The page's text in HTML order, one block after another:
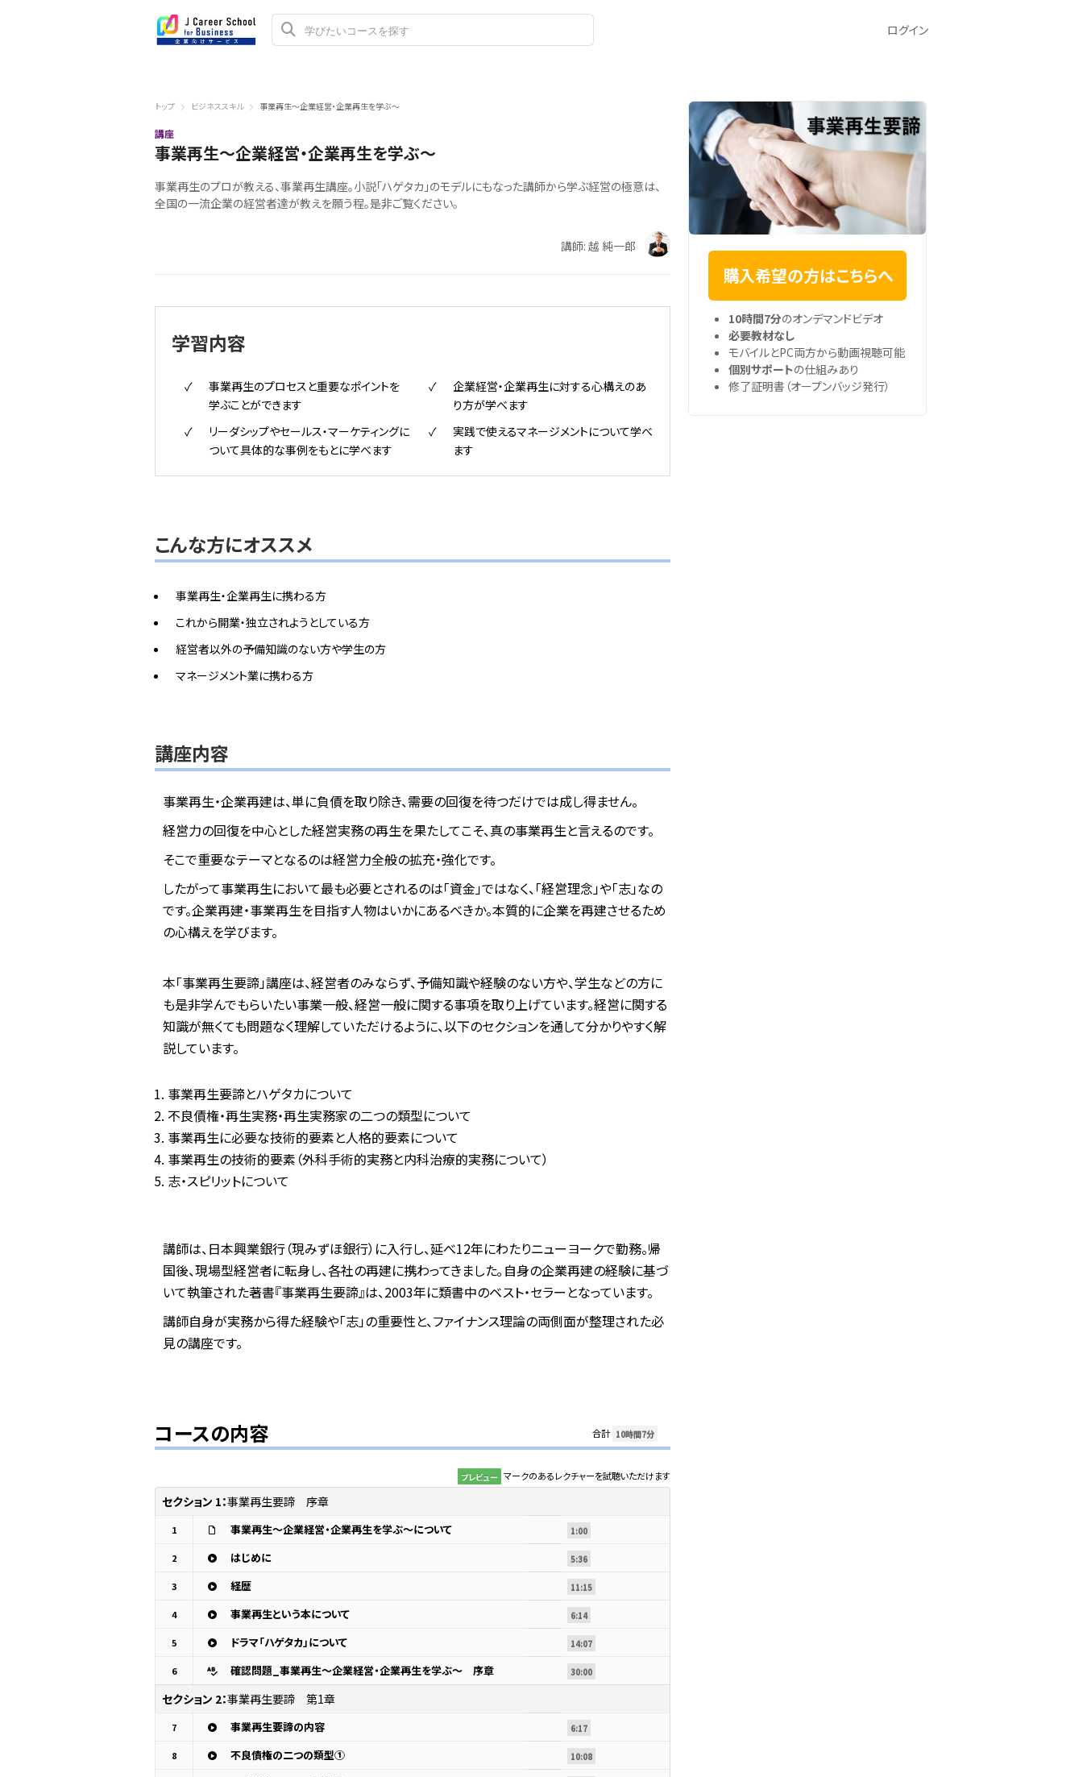
ログイン
トップ ビジネススキル 事業再生～企業経営・企業再生を学ぶ～
講座
事業再生～企業経営・企業再生を学ぶ～
事業再生のプロが教える、事業再生講座。小説「ハゲタカ」のモデルにもなった講師から学ぶ経営の極意は、
全国の一流企業の経営者達が教えを願う程。是非ご覧ください。
講師: 越 純一郎
学習内容
事業再生のプロセスと重要なポイントを
学ぶことができます
企業経営・企業再生に対する心構えのあ
り方が学べます
リーダシップやセールス・マーケティングに
ついて具体的な事例をもとに学べます
実践で使えるマネージメントについて学べ
ます
こんな方にオススメ
事業再生・企業再生に携わる方
これから開業・独立されようとしている方
経営者以外の予備知識のない方や学生の方
マネージメント業に携わる方
講座内容
事業再生・企業再建は、単に負債を取り除き、需要の回復を待つだけでは成し得ません。
経営力の回復を中心とした経営実務の再生を果たしてこそ、真の事業再生と言えるのです。
そこで重要なテーマとなるのは経営力全般の拡充・強化です。
したがって事業再生において最も必要とされるのは「資金」ではなく、「経営理念」や「志」なの
です。企業再建・事業再生を目指す人物はいかにあるべきか。本質的に企業を再建させるため
の心構えを学びます。
本「事業再生要諦」講座は、経営者のみならず、予備知識や経験のない方や、学生などの方に
も是非学んでもらいたい事業一般、経営一般に関する事項を取り上げています。経営に関する
知識が無くても問題なく理解していただけるように、以下のセクションを通して分かりやすく解
説しています。
事業再生要諦とハゲタカについて
不良債権・再生実務・再生実務家の二つの類型について
事業再生に必要な技術的要素と人格的要素について
事業再生の技術的要素（外科手術的実務と内科治療的実務について）
志・スピリットについて
講師は、日本興業銀行（現みずほ銀行）に入行し、延べ12年にわたりニューヨークで勤務。帰
国後、現場型経営者に転身し、各社の再建に携わってきました｡自身の企業再建の経験に基づ
いて執筆された著書『事業再生要諦』は、2003年に類書中のベスト・セラーとなっています。
講師自身が実務から得た経験や「志」の重要性と、ファイナンス理論の両側面が整理された必
見の講座です。
コースの内容 合計 10時間7分
プレビュー マークのあるレクチャーを試聴いただけます
セクション 1：事業再生要諦 序章
1 事業再生～企業経営・企業再生を学ぶ～について 1:00
2 はじめに 5:36
3 経歴 11:15
4 事業再生という本について 6:14
5 ドラマ「ハゲタカ」について 14:07
6 確認問題_事業再生～企業経営・企業再生を学ぶ～ 序章 30:00
セクション 2：事業再生要諦 第1章
7 事業再生要諦の内容 6:17
8 不良債権の二つの類型① 10:08
購入希望の方はこちらへ
10時間7分のオンデマンドビデオ
必要教材なし
モバイルとPC両方から動画視聴可能
個別サポートの仕組みあり
修了証明書（オープンバッジ発行）